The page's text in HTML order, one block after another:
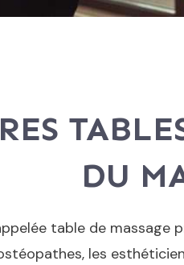
DU
table de
les